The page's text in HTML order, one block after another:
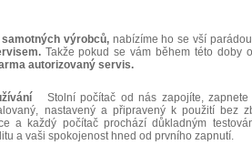
výrobců,nabízíme ho se vší
Takže pokud se vám během této doby
autorizovaný servis.
Stolní počítač od nás zapojíte, zapnete
nastavený a připravený k použití bez
a každý počítač prochází důkladným
a vaši spokojenost hned od prvního zapnutí.